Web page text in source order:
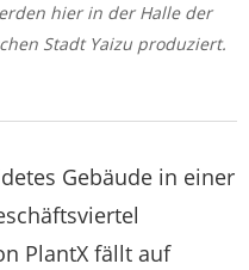
hier in der Halle der
Stadt Yaizu produziert.
Gebäude in einer
PlantX fällt auf